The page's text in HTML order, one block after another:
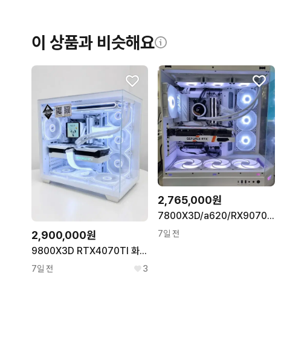
이 상품과 비슷해요
2,900,000원
9800X3D RTX4070TI 화이트본체 팝니다
7일 전 3
2,765,000원
7800X3D/a620/RX9070XT/1TB
7일 전